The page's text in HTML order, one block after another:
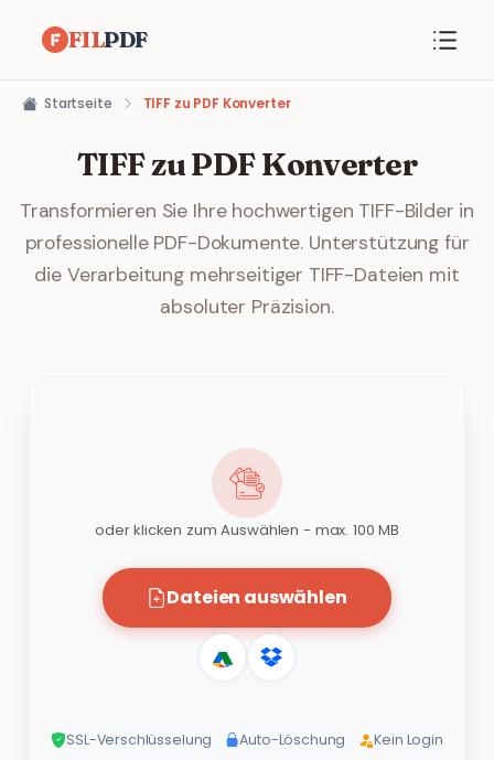
FILPDF
Startseite TIFF zu PDF Konverter
TIFF zu PDF Konverter
Transformieren Sie Ihre hochwertigen TIFF-Bilder in
professionelle PDF-Dokumente. Unterstützung für
die Verarbeitung mehrseitiger TIFF-Dateien mit
absoluter Präzision.
oder klicken zum Auswählen - max. 100 MB
Dateien auswählen
SSL-Verschlüsselung Auto-Löschung Kein Login